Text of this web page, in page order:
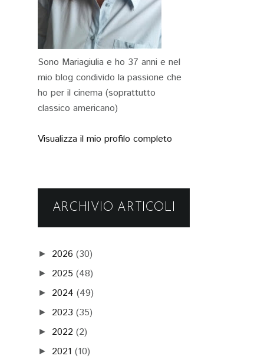
Sono Mariagiulia e ho 37 anni e nel
mio blog condivido la passione che
ho per il cinema (soprattutto
classico americano)
Visualizza il mio profilo completo
ARCHIVIO ARTICOLI
► 2026 (30)
► 2025 (48)
► 2024 (49)
► 2023 (35)
► 2022 (2)
► 2021 (10)